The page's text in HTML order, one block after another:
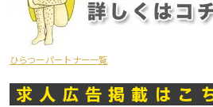
ひらつーパートナー一覧